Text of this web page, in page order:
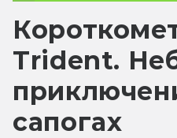
Trident.
сапогах